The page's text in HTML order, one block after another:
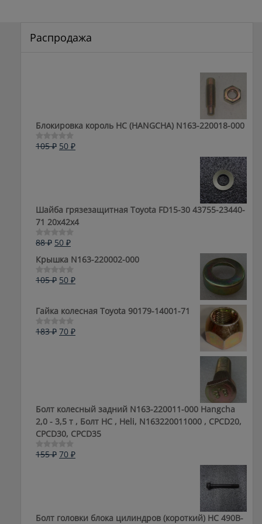
Распродажа
Блокировка король HC (HANGCHA) N163-220018-000
Оценка
105₽ Первоначальная
50 ₽Текущая
Шайба грязезащитная Toyota FD15-30 43755-23440-
71 20x42x4
Оценка
из
88₽ Первоначальная
цена
составляла
88 ₽.
50 ₽Текущая
цена:
50 ₽.
Крышка N163-220002-000
Оценка
5
105₽ Первоначальная
105 ₽.
50 ₽Текущая
Гайка колесная Toyota 90179-14001-71
Оценка
183₽ Первоначальная
70 ₽Текущая
Болт колесный задний N163-220011-000 Hangcha
2,0 - 3,5 т , Болт HC , Heli, N163220011000 , CPCD20,
CPCD30, CPCD35
Оценка
155₽ Первоначальная
70 ₽Текущая
Болт головки блока цилиндров (короткий) НС 490B-